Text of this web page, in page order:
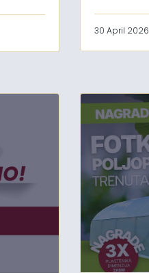
30 April 2026